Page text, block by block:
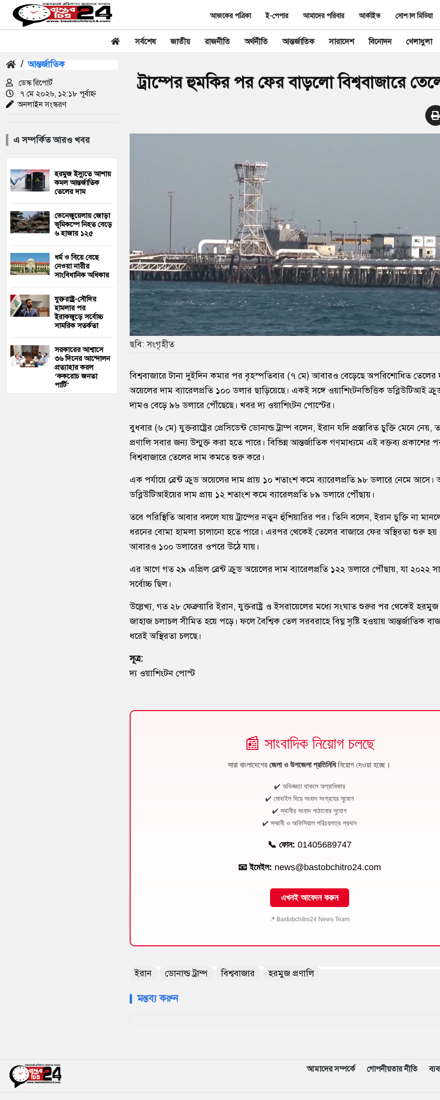
আজকের পত্রিকা ই-পেপার আমাদের পরিবার আর্কাইভ সোশ্যাল মিডিয়া
সর্বশেষ জাতীয় রাজনীতি অর্থনীতি আন্তর্জাতিক সারাদেশ বিনোদন খেলাধুলা
/ আন্তর্জাতিক
ডেস্ক রিপোর্ট
৭ মে ২০২৬, ১২:১৮ পূর্বাহ্ন
অনলাইন সংস্করণ
এ সম্পর্কিত আরও খবর
হরমুজ ইস্যুতে আশায়
কমল আন্তর্জাতিক
তেলের দাম
ভেনেজুয়েলায় জোড়া
ভূমিকম্পে নিহত বেড়ে
৬ হাজার ১২৫
ধর্ম ও বিয়ে বেছে
নেওয়া নারীর
সাংবিধানিক অধিকার
যুক্তরাষ্ট্র-সৌদির
হামলার পর
ইরাকজুড়ে সর্বোচ্চ
সামরিক সতর্কতা
সরকারের আশ্বাসে
৩৬ দিনের আন্দোলন
প্রত্যাহার করল
‘ককরোচ জনতা
পার্টি’
ট্রাম্পের হুমকির পর ফের বাড়লো বিশ্ববাজারে
ছবি: সংগৃহীত
বিশ্ববাজারে টানা দুইদিন কমার পর বৃহস্পতিবার (৭ মে) আবারও বেড়েছে অপরিশোধিত তেলের
অয়েলের দাম ব্যারেলপ্রতি ১০০ ডলার ছাড়িয়েছে। একই সঙ্গে ওয়াশিংটনভিত্তিক ডব্লিউটিআই
দামও বেড়ে ৯৬ ডলারে পৌঁছেছে। খবর দ্য ওয়াশিংটন পোস্টের।
বুধবার (৬ মে) যুক্তরাষ্ট্রের প্রেসিডেন্ট ডোনাল্ড ট্রাম্প বলেন, ইরান যদি প্রস্তাবিত চুক্তি মেনে
প্রণালি সবার জন্য উন্মুক্ত করা হতে পারে। বিভিন্ন আন্তর্জাতিক গণমাধ্যমে এই বক্তব্য প্রকাশের
বিশ্ববাজারে তেলের দাম কমতে শুরু করে।
এক পর্যায়ে ব্রেন্ট ক্রুড অয়েলের দাম প্রায় ১০ শতাংশ কমে ব্যারেলপ্রতি ৯৮ ডলারে নেমে আসে।
ডব্লিউটিআইয়ের দাম প্রায় ১২ শতাংশ কমে ব্যারেলপ্রতি ৮৯ ডলারে পৌঁছায়।
তবে পরিস্থিতি আবার বদলে যায় ট্রাম্পের নতুন হুঁশিয়ারির পর। তিনি বলেন, ইরান চুক্তি না
ধরনের বোমা হামলা চালানো হতে পারে। এরপর থেকেই তেলের বাজারে ফের অস্থিরতা শুরু
আবারও ১০০ ডলারের ওপরে উঠে যায়।
এর আগে গত ২৯ এপ্রিল ব্রেন্ট ক্রুড অয়েলের দাম ব্যারেলপ্রতি ১২২ ডলারে পৌঁছায়, যা ২০২২
সর্বোচ্চ ছিল।
উল্লেখ্য, গত ২৮ ফেব্রুয়ারি ইরান, যুক্তরাষ্ট্র ও ইসরায়েলের মধ্যে সংঘাত শুরুর পর থেকেই হরমুজ
জাহাজ চলাচল সীমিত হয়ে পড়ে। ফলে বৈশ্বিক তেল সরবরাহে বিঘ্ন সৃষ্টি হওয়ায় আন্তর্জাতিক
ধরেই অস্থিরতা চলছে।
সূত্র:
দ্য ওয়াশিংটন পোস্ট
📰 সাংবাদিক নিয়োগ চলছে
সারা বাংলাদেশেরজেলা ও উপজেলা প্রতিনিধিনিয়োগ দেওয়া হচ্ছে।
✔️ অভিজ্ঞতা থাকলে অগ্রাধিকার
✔️ মোবাইল দিয়ে সংবাদ সংগ্রহের সুযোগ
✔️ স্থানীয় সংবাদ পাঠানোর সুযোগ
✔️ সম্মানী ও অফিসিয়াল পরিচয়পত্র প্রদান
📞 ফোন: 01405689747
📧 ইমেইল: news@bastobchitro24.com
এখনই আবেদন করুন
📍 Bastobchitro24 News Team
ইরান ডোনাল্ড ট্রাম্প বিশ্ববাজার হরমুজ প্রণালি
মন্তব্য করুন
আমাদের সম্পর্কে গোপনীয়তার নীতি